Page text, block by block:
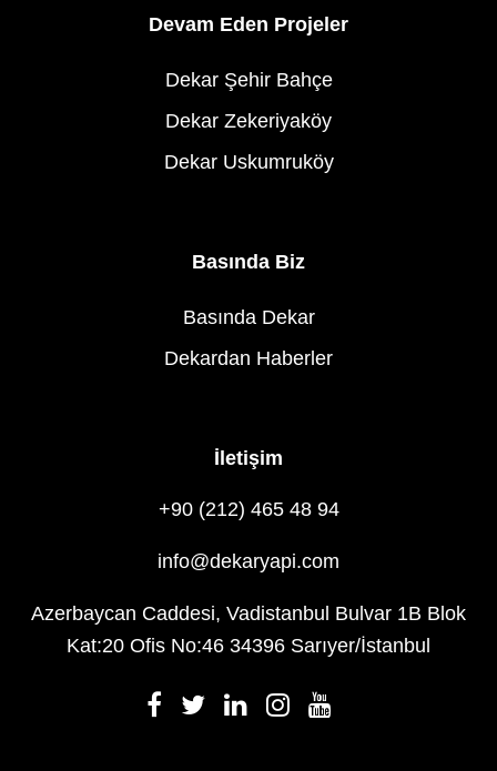
Devam Eden Projeler
Dekar Şehir Bahçe
Dekar Zekeriyaköy
Dekar Uskumruköy
Basında Biz
Basında Dekar
Dekardan Haberler
İletişim
+90 (212) 465 48 94
info@dekaryapi.com
Azerbaycan Caddesi, Vadistanbul Bulvar 1B Blok
Kat:20 Ofis No:46 34396 Sarıyer/İstanbul